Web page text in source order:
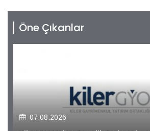
Öne Çıkanlar
07.08.2026